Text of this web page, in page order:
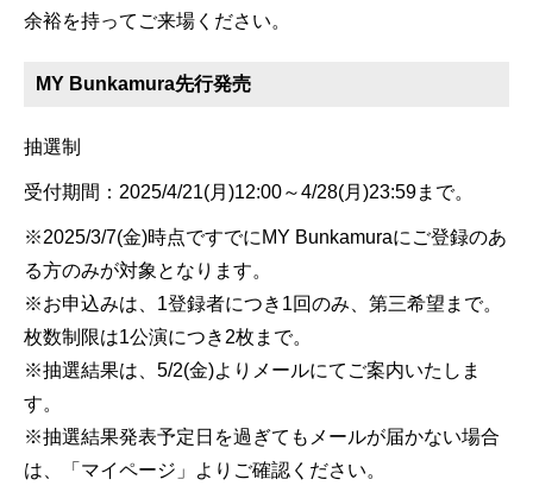
余裕を持ってご来場ください。
MY Bunkamura先行発売
抽選制
受付期間：2025/4/21(月)12:00～4/28(月)23:59まで。
※2025/3/7(金)時点ですでにMY Bunkamuraにご登録のあ
る方のみが対象となります。
※お申込みは、1登録者につき1回のみ、第三希望まで。
枚数制限は1公演につき2枚まで。
※抽選結果は、5/2(金)よりメールにてご案内いたしま
す。
※抽選結果発表予定日を過ぎてもメールが届かない場合
は、「マイページ」よりご確認ください。